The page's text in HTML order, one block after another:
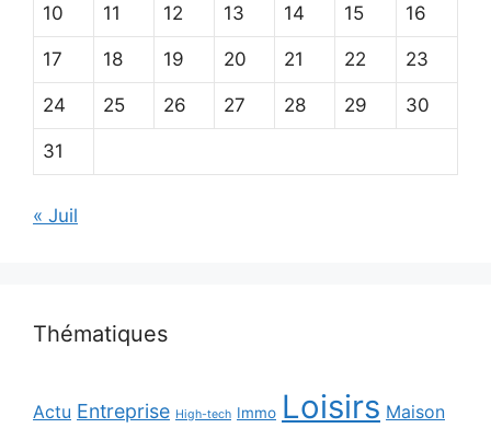
10 11 12 13 14 15 16
17 18 19 20 21 22 23
24 25 26 27 28 29 30
31
« Juil
Thématiques
Actu Entreprise High-tech Immo Loisirs Maison